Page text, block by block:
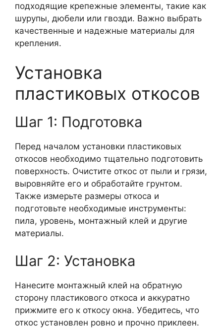
подходящие крепежные элементы, такие как
шурупы, дюбели или гвозди. Важно выбрать
качественные и надежные материалы для
крепления.
Установка
пластиковых откосов
Шаг 1: Подготовка
Перед началом установки пластиковых
откосов необходимо тщательно подготовить
поверхность. Очистите откос от пыли и грязи,
выровняйте его и обработайте грунтом.
Также измерьте размеры откоса и
подготовьте необходимые инструменты:
пила, уровень, монтажный клей и другие
материалы.
Шаг 2: Установка
Нанесите монтажный клей на обратную
сторону пластикового откоса и аккуратно
прижмите его к откосу окна. Убедитесь, что
откос установлен ровно и прочно приклеен.